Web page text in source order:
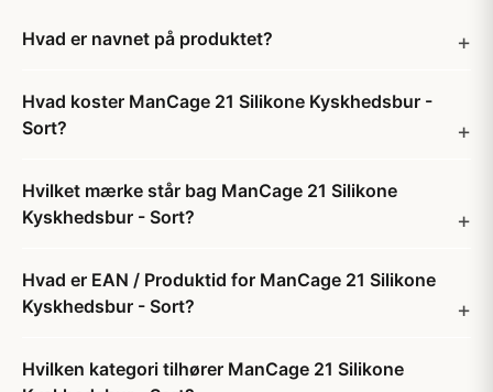
Hvad er navnet på produktet?
Hvad koster ManCage 21 Silikone Kyskhedsbur -
Sort?
Hvilket mærke står bag ManCage 21 Silikone
Kyskhedsbur - Sort?
Hvad er EAN / Produktid for ManCage 21 Silikone
Kyskhedsbur - Sort?
Hvilken kategori tilhører ManCage 21 Silikone